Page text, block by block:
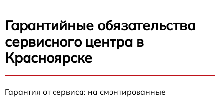
Гарантийные обязательства
сервисного центра в
Красноярске
Гарантия от сервиса: на смонтированные